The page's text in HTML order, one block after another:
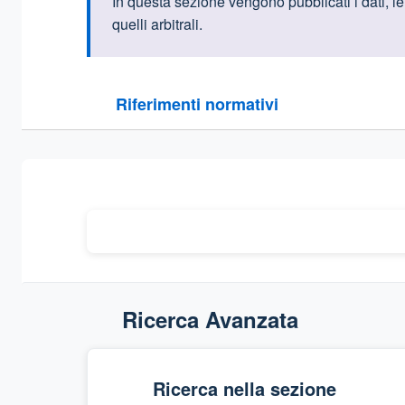
quelli arbitrali.
Riferimenti normativi
Sezione compressa
Ricerca Avanzata
Ricerca nella sezione